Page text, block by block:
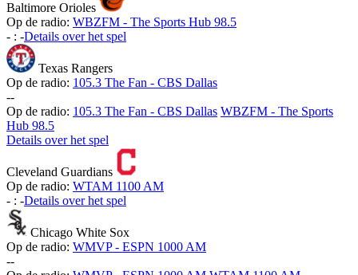
Baltimore Orioles
Op de radio: WBZFM - The Sports Hub 98.5
- : -Details over het spel
Texas Rangers
Op de radio: 105.3 The Fan - CBS Dallas
--
Op de radio: 105.3 The Fan - CBS Dallas WBZFM - The Sports
Hub 98.5
Details over het spel
Cleveland Guardians
Op de radio: WTAM 1100 AM
- : -Details over het spel
Chicago White Sox
Op de radio: WMVP - ESPN 1000 AM
--